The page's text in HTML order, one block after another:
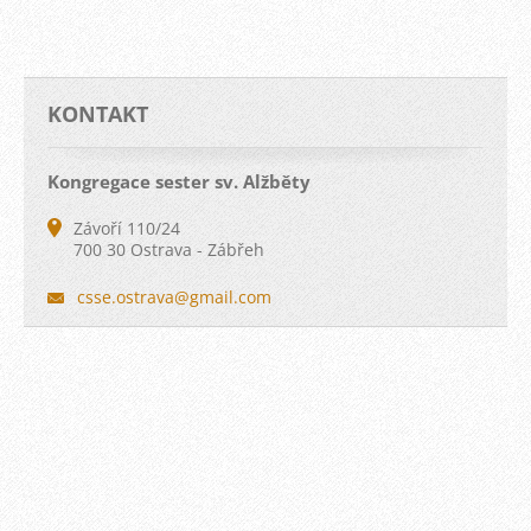
KONTAKT
Kongregace sester sv. Alžběty
Závoří 110/24
700 30 Ostrava - Zábřeh
csse.ostrava@gmail.com